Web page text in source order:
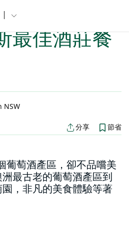
新南威爾斯最佳酒莊餐廳
最佳酒莊餐
NSW
分享 節省
葡萄酒產區，卻不品嚐美
最古老的葡萄酒產區到
，非凡的美食體驗等著